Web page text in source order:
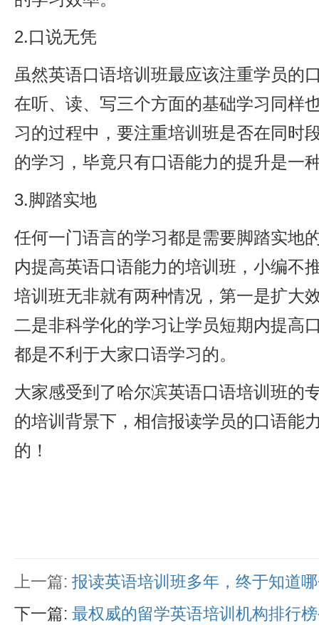
2.口说无凭
虽然英语口语培训班最应该注重学员的
在听、读、写三个方面的基础学习同样
习的过程中，要注重培训班是否在同时
的学习，毕竟只有口语能力的提升是一
3.脚踏实地
任何一门语言的学习都是需要脚踏实地
内提高英语口语能力的培训班，小编不
培训班无非就有两种情况，第一是扩大
二是非科学化的学习让学员短期内提高
都是不利于大家口语学习的。
大家感受到了哈尔滨英语口语培训班的
的培训背景下，相信报读学员的口语能
的！
上一篇: 报读英语培训班多年，终于知道
下一篇: 最权威的留学英语培训机构排行